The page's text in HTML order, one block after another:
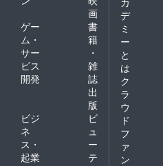
画
ゲー
ム・
サー
ビス
開発
書
籍
・
雑
誌
出
版
ビジ
ネ
ス・
起業
ビ
ュ
ー
テ
デ
ミ
ー
と
は
ク
ラ
ウ
ド
フ
ァ
ン